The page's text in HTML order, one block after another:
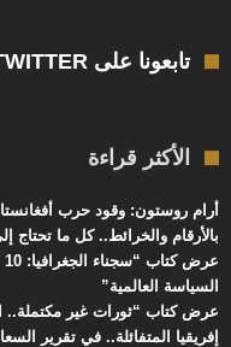
تابعونا على TWITTER
الأكثر قراءة
أرام روستون: وقود حرب
بالأرقام والخرائط.. كل ما
السياسة العالمية”
عرض كتاب “ثورات غير مكتملة..
إفريقيا المتفائلة.. في تقرير السعادة